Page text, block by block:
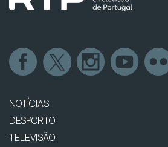
NOTÍCIAS
DESPORTO
TELEVISÃO